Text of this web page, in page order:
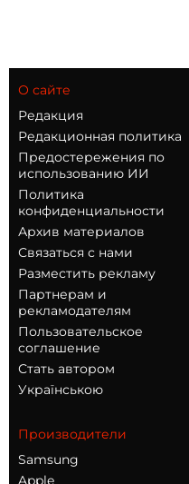
О сайте
Редакция
Редакционная политика
Предостережения по
использованию ИИ
Политика
конфиденциальности
Архив материалов
Связаться с нами
Разместить рекламу
Партнерам и
рекламодателям
Пользовательское
соглашение
Стать автором
Українською
Производители
Samsung
Apple